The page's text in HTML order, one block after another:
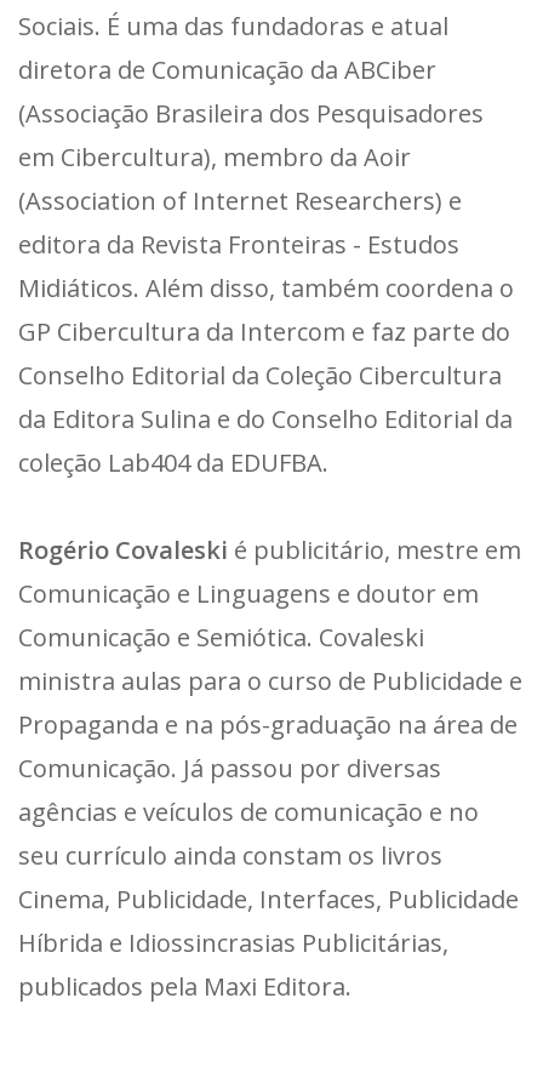
Sociais. É uma das fundadoras e atual
diretora de Comunicação da ABCiber
(Associação Brasileira dos Pesquisadores
em Cibercultura), membro da Aoir
(Association of Internet Researchers) e
editora da Revista Fronteiras - Estudos
Midiáticos. Além disso, também coordena o
GP Cibercultura da Intercom e faz parte do
Conselho Editorial da Coleção Cibercultura
da Editora Sulina e do Conselho Editorial da
coleção Lab404 da EDUFBA.
Rogério Covaleski é publicitário, mestre em
Comunicação e Linguagens e doutor em
Comunicação e Semiótica. Covaleski
ministra aulas para o curso de Publicidade e
Propaganda e na pós-graduação na área de
Comunicação. Já passou por diversas
agências e veículos de comunicação e no
seu currículo ainda constam os livros
Cinema, Publicidade, Interfaces, Publicidade
Híbrida e Idiossincrasias Publicitárias,
publicados pela Maxi Editora.